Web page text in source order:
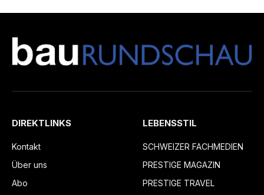
DIREKTLINKS
Kontakt
Über uns
Abo
LEBENSSTIL
SCHWEIZER FACHMEDIEN
PRESTIGE MAGAZIN
PRESTIGE TRAVEL